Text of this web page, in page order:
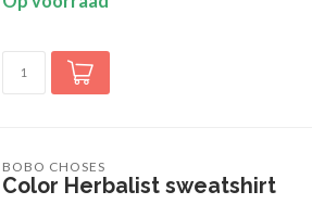
BOBO CHOSES
Color Herbalist sweatshirt